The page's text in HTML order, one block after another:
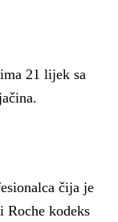
21 lijek sa
čija je
Roche kodeks